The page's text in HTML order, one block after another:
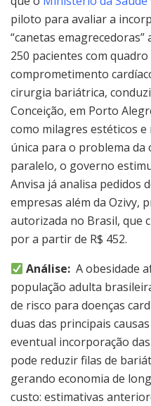
piloto para avaliar a
“canetas emagrecedoras”
250 pacientes com
comprometimento
cirurgia bariátrica,
Conceição, em Porto
como milagres estéticos
única para o problema da
paralelo, o governo
Anvisa já analisa pedidos
empresas além da Ozivy,
autorizada no Brasil, que
por a partir de R$ 452.
Análise:A obesidade
população adulta
de risco para doenças
duas das principais
eventual incorporação
pode reduzir filas de
gerando economia de
custo: estimativas